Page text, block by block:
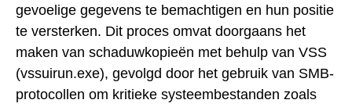
gevoelige gegevens te bemachtigen en hun positie
te versterken. Dit proces omvat doorgaans het
maken van schaduwkopieën met behulp van VSS
(vssuirun.exe), gevolgd door het gebruik van SMB-
protocollen om kritieke systeembestanden zoals